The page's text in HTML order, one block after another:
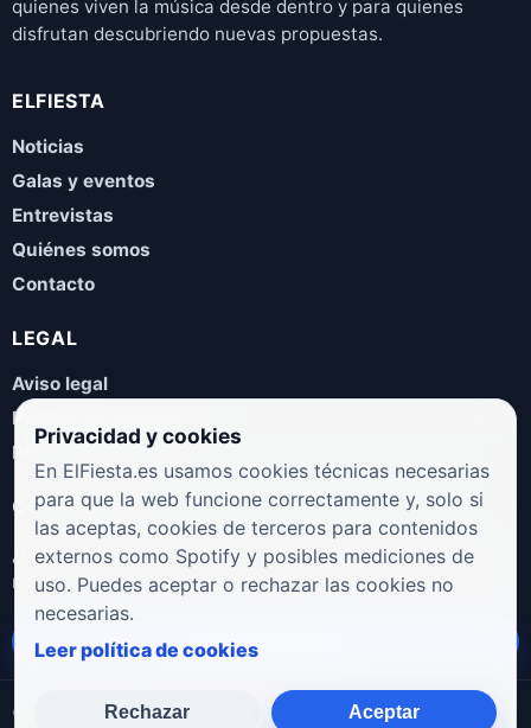
quienes viven la música desde dentro y para quienes
disfrutan descubriendo nuevas propuestas.
ELFIESTA
Noticias
Galas y eventos
Entrevistas
Quiénes somos
Contacto
LEGAL
Aviso legal
Política de privacidad
Política de cookies
COLABORA
¿Eres artista, manager, sello o promotor? Envíanos tus
novedades, galas, entrevistas o propuestas musicales.
Enviar propuesta
© 2026 ElFiesta.es Noticias · Galas · Entrevistas · Música
Privacidad y cookies
En ElFiesta.es usamos cookies técnicas necesarias
para que la web funcione correctamente y, solo si
las aceptas, cookies de terceros para contenidos
externos como Spotify y posibles mediciones de
uso. Puedes aceptar o rechazar las cookies no
necesarias.
Leer política de cookies
Rechazar Aceptar